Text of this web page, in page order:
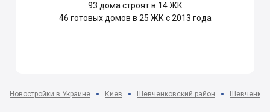
93 дома строят в 14 ЖК
46 готовых домов в 25 ЖК с 2013 года
Новостройки в Украине Киев Шевченковский район